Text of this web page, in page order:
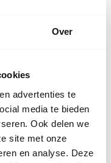
Over
advertenties te
media te bieden
Ook delen we
site met onze
en analyse. Deze
zich in
houdt je nog
vloer voor een
van je nieuwe